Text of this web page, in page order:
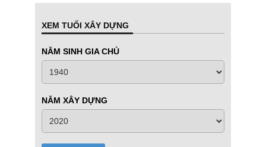
XEM TUỔI XÂY DỰNG
NĂM SINH GIA CHỦ
NĂM XÂY DỰNG